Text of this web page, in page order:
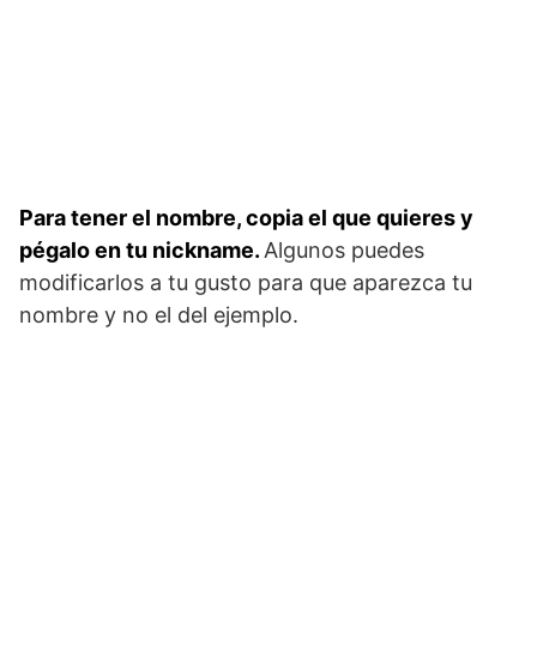
Para tener el nombre, copia el que quieres y
pégalo en tu nickname. Algunos puedes
modificarlos a tu gusto para que aparezca tu
nombre y no el del ejemplo.